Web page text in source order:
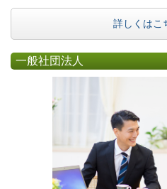
詳しくはこ
一般社団法人